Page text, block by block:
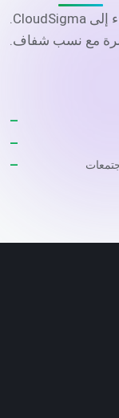
اربح من خلال تقديم العملاء والشركاء إلى CloudSigma.
مع نسب شفاف.